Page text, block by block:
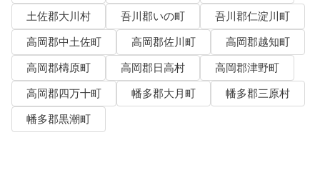
土佐郡大川村
吾川郡いの町
吾川郡仁淀川町
高岡郡中土佐町
高岡郡佐川町
高岡郡越知町
高岡郡檮原町
高岡郡日高村
高岡郡津野町
高岡郡四万十町
幡多郡大月町
幡多郡三原村
幡多郡黒潮町